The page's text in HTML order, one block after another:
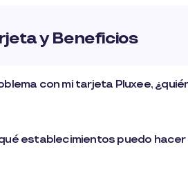
y Beneficios
con mi tarjeta Pluxee,
establecimientos puedo